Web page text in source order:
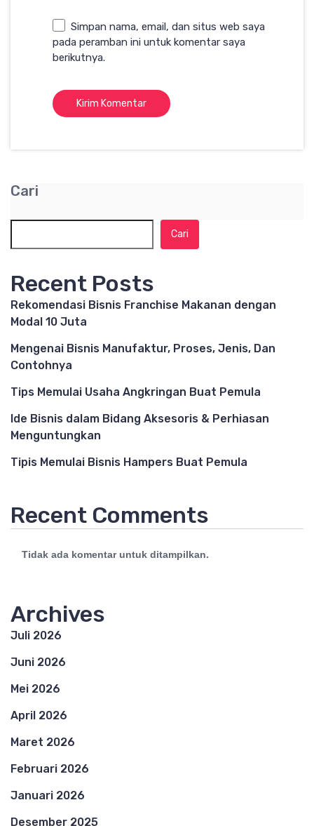
Simpan nama, email, dan situs web saya
pada peramban ini untuk komentar saya
berikutnya.
Cari
Cari
Recent Posts
Rekomendasi Bisnis Franchise Makanan dengan
Modal 10 Juta
Mengenai Bisnis Manufaktur, Proses, Jenis, Dan
Contohnya
Tips Memulai Usaha Angkringan Buat Pemula
Ide Bisnis dalam Bidang Aksesoris & Perhiasan
Menguntungkan
Tipis Memulai Bisnis Hampers Buat Pemula
Recent Comments
Tidak ada komentar untuk ditampilkan.
Archives
Juli 2026
Juni 2026
Mei 2026
April 2026
Maret 2026
Februari 2026
Januari 2026
Desember 2025